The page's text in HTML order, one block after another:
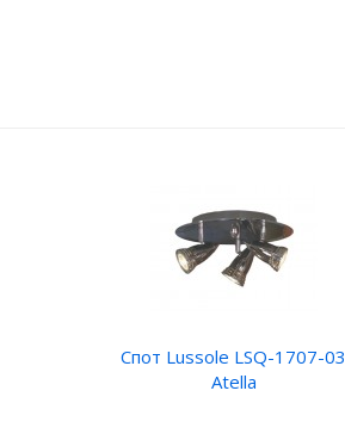
Спот Lussole LSQ-1707-03
Atella